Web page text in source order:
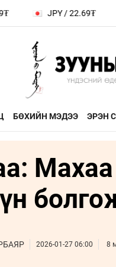
JPY / 22.69₮ RUB /
БӨХИЙН МЭДЭЭ ЭРЭН
ДӨРВӨН
ӨӨРЧИЛЬЕ
ФОТО
Махаа
2026-01-27 06:00 8